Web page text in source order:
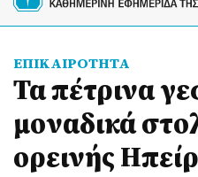
ΕΠΙΚΑΙΡΟΤΗΤΑ
Τα πέτρινα
μοναδικά
ορεινής